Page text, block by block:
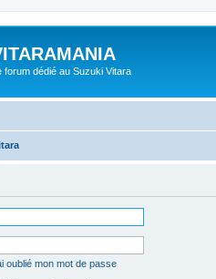
forum dédié au Suzuki Vitara
oublié mon mot de passe